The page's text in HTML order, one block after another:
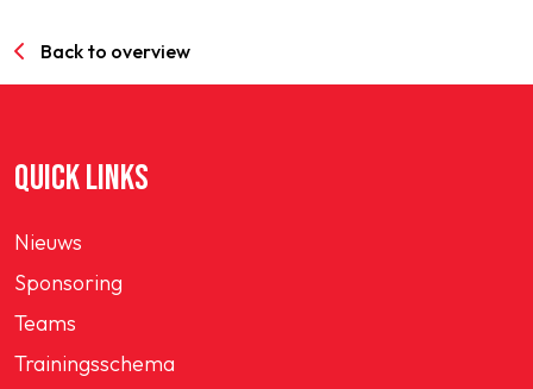
Back to overview
QUICK LINKS
Nieuws
Sponsoring
Teams
Trainingsschema